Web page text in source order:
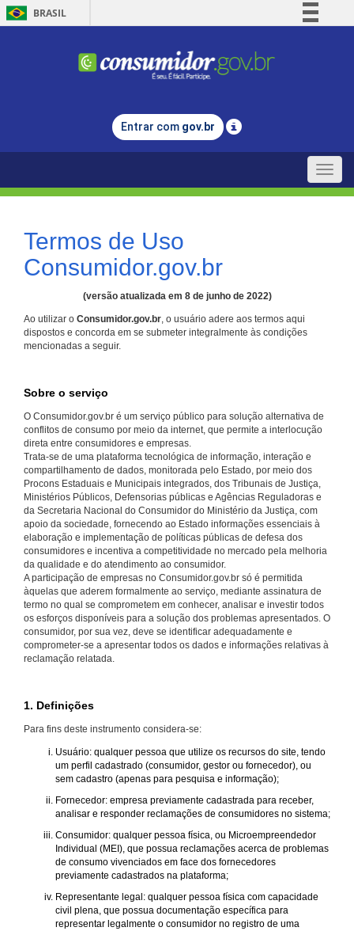
BRASIL
Comunica BR
Legislação
Entrar com gov.br
Toggle
Termos de Uso
Consumidor.gov.br
(versão atualizada em 8 de junho de 2022)
Ao utilizar o Consumidor.gov.br, o usuário adere aos termos aqui
dispostos e concorda em se submeter integralmente às condições
mencionadas a seguir.
Sobre o serviço
O Consumidor.gov.br é um serviço público para solução alternativa de
conflitos de consumo por meio da internet, que permite a interlocução
direta entre consumidores e empresas.
Trata-se de uma plataforma tecnológica de informação, interação e
compartilhamento de dados, monitorada pelo Estado, por meio dos
Procons Estaduais e Municipais integrados, dos Tribunais de Justiça,
Ministérios Públicos, Defensorias públicas e Agências Reguladoras e
da Secretaria Nacional do Consumidor do Ministério da Justiça, com
apoio da sociedade, fornecendo ao Estado informações essenciais à
elaboração e implementação de políticas públicas de defesa dos
consumidores e incentiva a competitividade no mercado pela melhoria
da qualidade e do atendimento ao consumidor.
A participação de empresas no Consumidor.gov.br só é permitida
àquelas que aderem formalmente ao serviço, mediante assinatura de
termo no qual se comprometem em conhecer, analisar e investir todos
os esforços disponíveis para a solução dos problemas apresentados. O
consumidor, por sua vez, deve se identificar adequadamente e
comprometer-se a apresentar todos os dados e informações relativas à
reclamação relatada.
1. Definições
Para fins deste instrumento considera-se:
Usuário: qualquer pessoa que utilize os recursos do site, tendo
um perfil cadastrado (consumidor, gestor ou fornecedor), ou
sem cadastro (apenas para pesquisa e informação);
Fornecedor: empresa previamente cadastrada para receber,
analisar e responder reclamações de consumidores no sistema;
Consumidor: qualquer pessoa física, ou Microempreendedor
Individual (MEI), que possua reclamações acerca de problemas
de consumo vivenciados em face dos fornecedores
previamente cadastrados na plataforma;
Representante legal: qualquer pessoa física com capacidade
civil plena, que possua documentação específica para
representar legalmente o consumidor no registro de uma